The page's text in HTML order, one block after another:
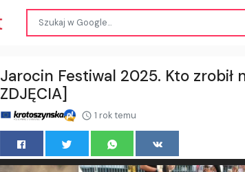
Jarocin Festiwal 2025. Kto zrobił
ZDJĘCIA]
1 rok temu